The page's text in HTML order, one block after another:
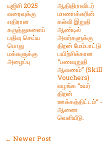
யுஜிசி 2025
வரைவுக்கு
எதிரான
கருத்துகளைப்
பதிவு செய்ய
பொது
மக்களுக்கு
அழைப்பு
ஆதிதிராவிடர்
மாணாக்கரின்
கல்வி இறுதி
ஆண்டில்
அவர்களுக்கு
திறன் மேம்பாட்டு
பயிற்சிக்கான
“பணவுறுதி
ஆவணம்” (Skill
Vouchers)
வழங்க “உயர்
திறன்
ஊக்கத்திட்டம்“ -
ஆணை
வெளியீடு.
← Newer Post